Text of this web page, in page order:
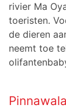
rivier Ma
toeristen.
de dieren
neemt toe